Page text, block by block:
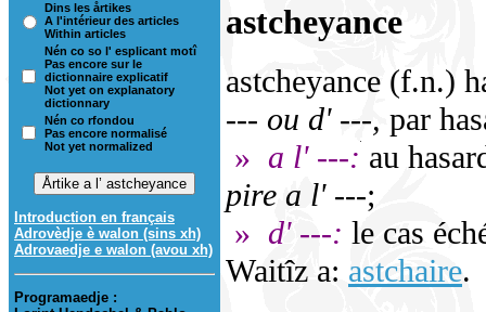
Dins les årtikes
A l'intérieur des articles
Within articles
Nén co so l' esplicant motî
Pas encore sur le
dictionnaire explicatif
Not yet on explanatory
dictionnary
Nén co rfondou
Pas encore normalisé
Not yet normalized
Introduction en français
Adrovèdje è walon (sins xh)
Adrovaedje e walon (avou xh)
Programaedje :
astcheyance
astcheyance (f.n.)
--- ou d' ---, par
» a l' ---: au
pire a l' ---;
» d' ---: le cas
Waitîz a: astchaire.